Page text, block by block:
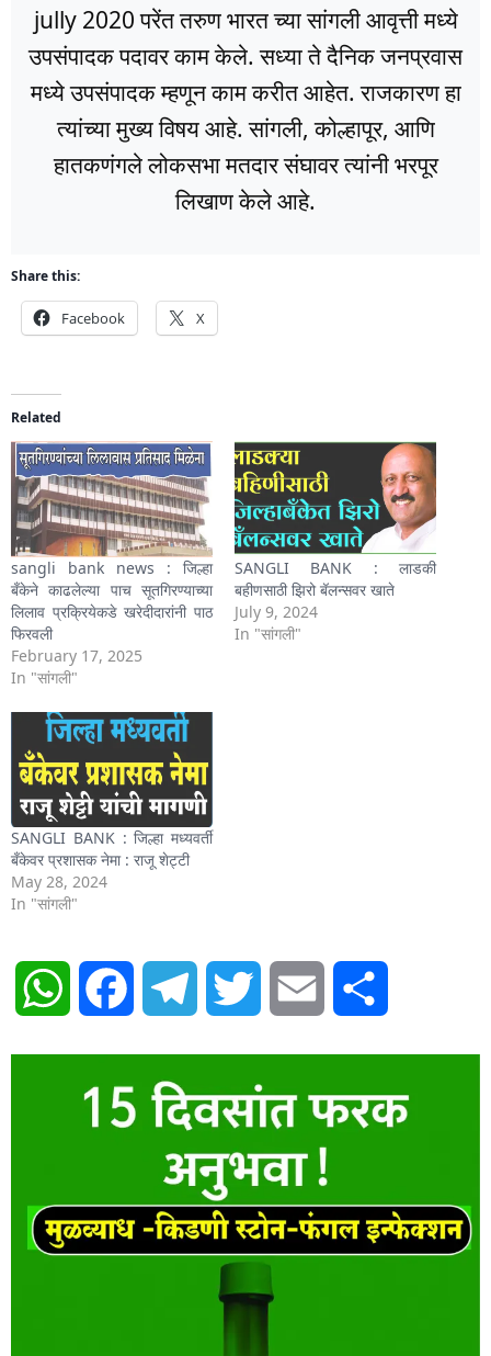
jully 2020 परेंत तरुण भारत च्या सांगली आवृत्ती मध्ये
उपसंपादक पदावर काम केले. सध्या ते दैनिक जनप्रवास
मध्ये उपसंपादक म्हणून काम करीत आहेत. राजकारण हा
त्यांच्या मुख्य विषय आहे. सांगली, कोल्हापूर, आणि
हातकणंगले लोकसभा मतदार संघावर त्यांनी भरपूर
लिखाण केले आहे.
Share this:
Facebook X
Related
sangli bank news : जिल्हा
बँकेने काढलेल्या पाच सूतगिरण्याच्या
लिलाव प्रक्रियेकडे खरेदीदारांनी पाठ
फिरवली
February 17, 2025
In "सांगली"
SANGLI BANK : लाडकी
बहीणसाठी झिरो बॅलन्सवर खाते
July 9, 2024
In "सांगली"
SANGLI BANK : जिल्हा मध्यवर्ती
बँकेवर प्रशासक नेमा : राजू शेट्टी
May 28, 2024
In "सांगली"
WhatsAppFacebook Telegram Twitter Email